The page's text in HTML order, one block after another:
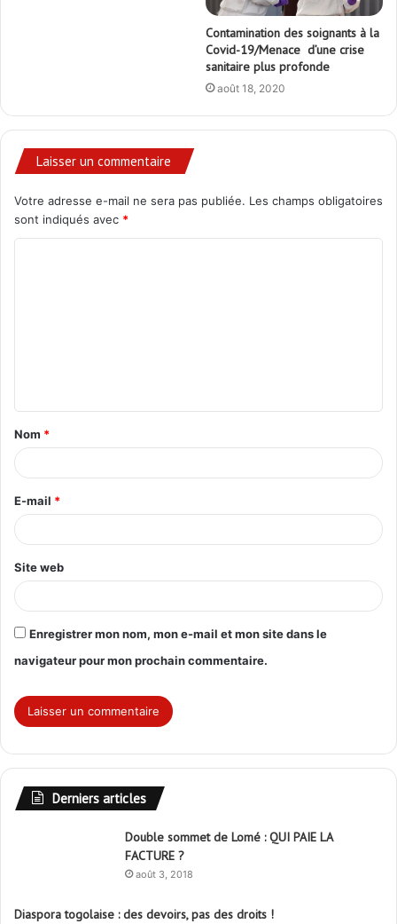
Contamination des soignants à la
Covid-19/Menace d’une crise
sanitaire plus profonde
août 18, 2020
Laisser un commentaire
Votre adresse e-mail ne sera pas publiée. Les champs obligatoires
sont indiqués avec *
t
a
e
*
Nom *
E-mail *
Site web
Enregistrer mon nom, mon e-mail et mon site dans le
navigateur pour mon prochain commentaire.
Derniers articles
Double sommet de Lomé : QUI PAIE LA
FACTURE ?
août 3, 2018
Diaspora togolaise : des devoirs, pas des droits !